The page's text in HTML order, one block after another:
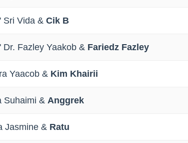
Sri Vida & Cik B
Dr. Fazley Yaakob & Fariedz Fazley
Yaacob & Kim Khairii
Suhaimi & Anggrek
Jasmine & Ratu